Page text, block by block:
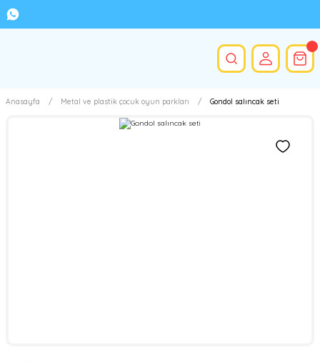
Anasayfa Metal ve plastik çocuk oyun parkları Gondol salıncak seti